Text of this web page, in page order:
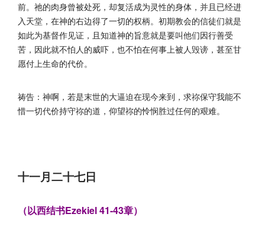
前。祂的肉身曾被处死，却复活成为灵性的身体，并且已经进
入天堂，在神的右边得了一切的权柄。初期教会的信徒们就是
如此为基督作见证，且知道神的旨意就是要叫他们因行善受
苦，因此就不怕人的威吓，也不怕在何事上被人毁谤，甚至甘
愿付上生命的代价。
祷告：神啊，若是末世的大逼迫在现今来到，求祢保守我能不
惜一切代价持守祢的道，仰望祢的怜悯胜过任何的艰难。
十一月二十七日
（以西结书Ezekiel 41-43章）